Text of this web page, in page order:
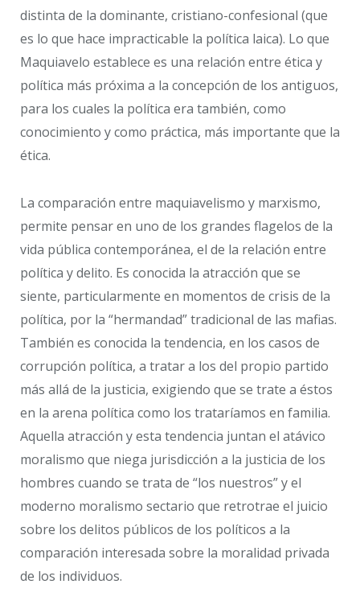
distinta de la dominante, cristiano-confesional (que
es lo que hace impracticable la política laica). Lo que
Maquiavelo establece es una relación entre ética y
política más próxima a la concepción de los antiguos,
para los cuales la política era también, como
conocimiento y como práctica, más importante que la
ética.
La comparación entre maquiavelismo y marxismo,
permite pensar en uno de los grandes flagelos de la
vida pública contemporánea, el de la relación entre
política y delito. Es conocida la atracción que se
siente, particularmente en momentos de crisis de la
política, por la “hermandad” tradicional de las mafias.
También es conocida la tendencia, en los casos de
corrupción política, a tratar a los del propio partido
más allá de la justicia, exigiendo que se trate a éstos
en la arena política como los trataríamos en familia.
Aquella atracción y esta tendencia juntan el atávico
moralismo que niega jurisdicción a la justicia de los
hombres cuando se trata de “los nuestros” y el
moderno moralismo sectario que retrotrae el juicio
sobre los delitos públicos de los políticos a la
comparación interesada sobre la moralidad privada
de los individuos.